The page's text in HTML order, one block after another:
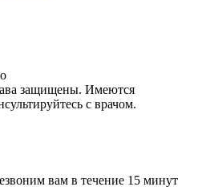
защищены. Имеются
с врачом.
вам в течение 15 минут